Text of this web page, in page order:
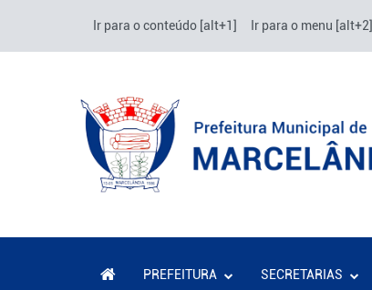
Ir para o conteúdo [alt+1] Ir para o menu [alt+2]
PREFEITURA SECRETARIAS